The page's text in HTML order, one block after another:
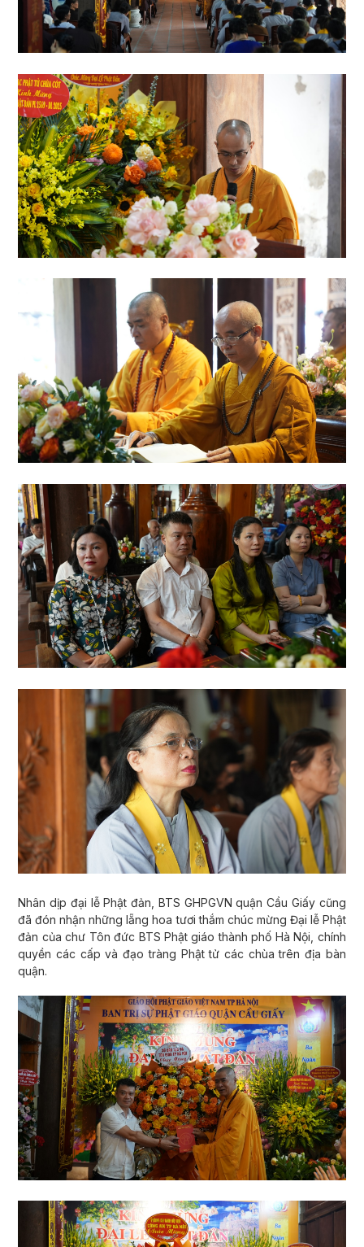
Nhân dịp đại lễ Phật đản, BTS GHPGVN quận Cầu Giấy cũng
đã đón nhận những lẵng hoa tươi thắm chúc mừng Đại lễ Phật
đản của chư Tôn đức BTS Phật giáo thành phố Hà Nội, chính
quyền các cấp và đạo tràng Phật tử các chùa trên địa bàn
quận.